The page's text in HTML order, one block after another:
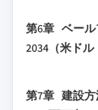
1.5 一
1.7 調
2.3
3.2 産
5.2 小
5.3 稲
5.5 オ
第6章 ベール
2034（米ドル
6.2 標
第7章 建設方